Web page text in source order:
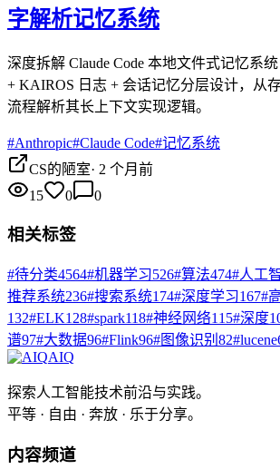
字解析记忆系统
深度拆解 Claude Code 本地文件式记忆系
+ KAIROS 日志 + 会话记忆分层设计，从
流程解析其长上下文实现逻辑。
#Anthropic#Claude Code#记忆系统
CS的陋室· 2 个月前
15
0 0
相关标签
#待分类4564#机器学习526#算法474#人工
推荐系统236#搜索系统174#深度学习167#
132#ELK128#spark118#神经网络115#深度
谱97#大数据96#Flink96#图像识别 82#lucene
AIQ
探索人工智能技术前沿与实践。
平等 · 自由 · 奔放 · 乐于分享。
内容频道